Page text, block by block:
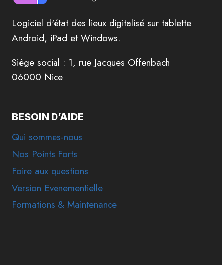
Logiciel d'état des lieux digitalisé sur tablette
Android, iPad et Windows.
Siège social : 1, rue Jacques Offenbach
06000 Nice
BESOIN D’AIDE
Qui sommes-nous
Nos Points Forts
Foire aux questions
Version Evenementielle
Formations & Maintenance